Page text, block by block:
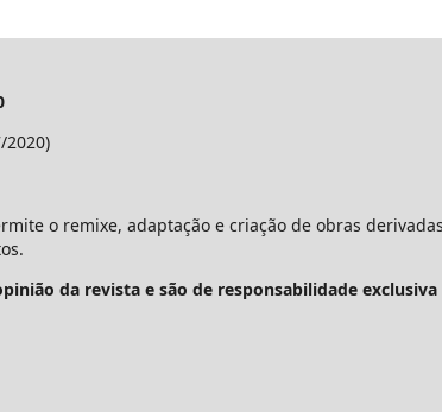
2020)
o remixe, adaptação e criação de obras
da revista e são de responsabilidade